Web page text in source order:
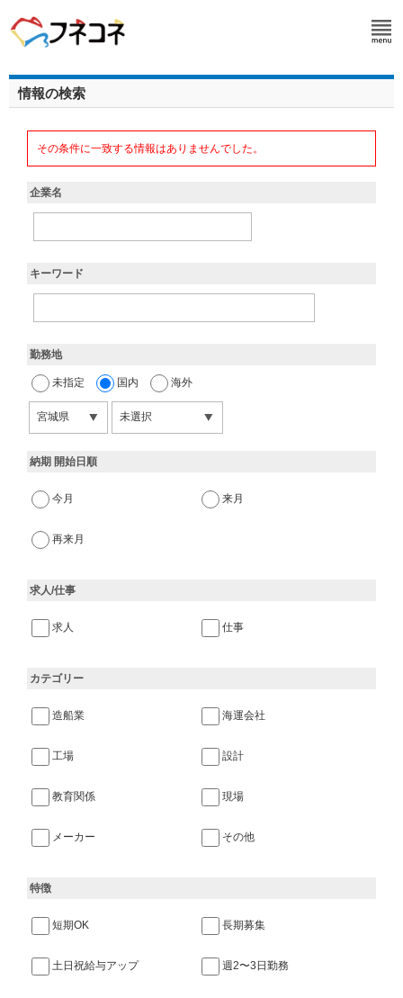
情報の検索
その条件に一致する情報はありませんでした。
企業名
キーワード
勤務地
未指定 国内 海外
納期 開始日順
今月 来月
再来月
求人/仕事
求人 仕事
カテゴリー
造船業 海運会社
工場 設計
教育関係 現場
メーカー その他
特徴
短期OK 長期募集
土日祝給与アップ 週2〜3日勤務